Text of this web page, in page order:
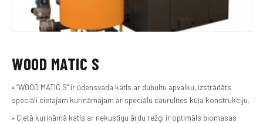
WOOD MATIC S
• “WOOD MATIC S” ir ūdensvada katls ar dubultu apvalku, izstrādāts
speciāli cietajam kurināmajam ar speciālu caurulītes kūļa konstrukciju.
• Cietā kurināmā katls ar nekustīgu ārdu režģi ir optimāls biomasas